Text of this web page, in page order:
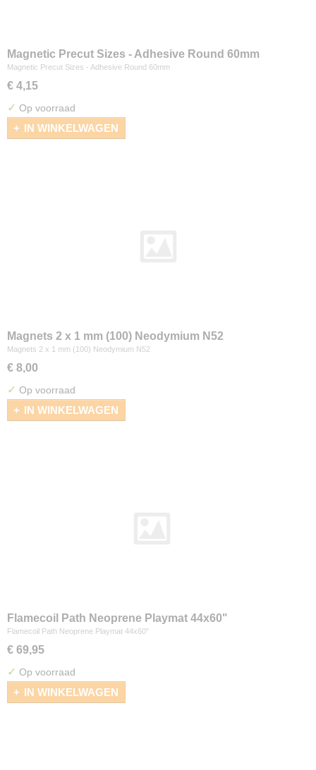
Magnetic Precut Sizes - Adhesive Round 60mm
Magnetic Precut Sizes - Adhesive Round 60mm
€ 4,15
✓ Op voorraad
IN WINKELWAGEN
Magnets 2 x 1 mm (100) Neodymium N52
Magnets 2 x 1 mm (100) Neodymium N52
€ 8,00
✓ Op voorraad
IN WINKELWAGEN
Flamecoil Path Neoprene Playmat 44x60"
Flamecoil Path Neoprene Playmat 44x60"
€ 69,95
✓ Op voorraad
IN WINKELWAGEN